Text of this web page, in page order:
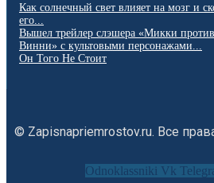
Как солнечный свет влияет на мозг и
его...
Вышел трейлер слэшера «Микки против
Винни» с культовыми персонажами...
Он Того Не Стоит
© Zapisnapriemrostov.ru. Все
Odnoklassniki Vk